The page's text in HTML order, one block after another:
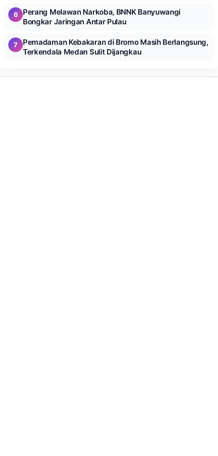
6
Perang Melawan Narkoba, BNNK Banyuwangi
Bongkar Jaringan Antar Pulau
7
Pemadaman Kebakaran di Bromo Masih Berlangsung,
Terkendala Medan Sulit Dijangkau